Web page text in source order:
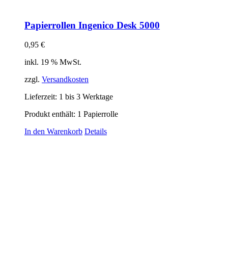
Papierrollen Ingenico Desk 5000
0,95 €
inkl. 19 % MwSt.
zzgl. Versandkosten
Lieferzeit: 1 bis 3 Werktage
Produkt enthält: 1 Papierrolle
In den Warenkorb Details